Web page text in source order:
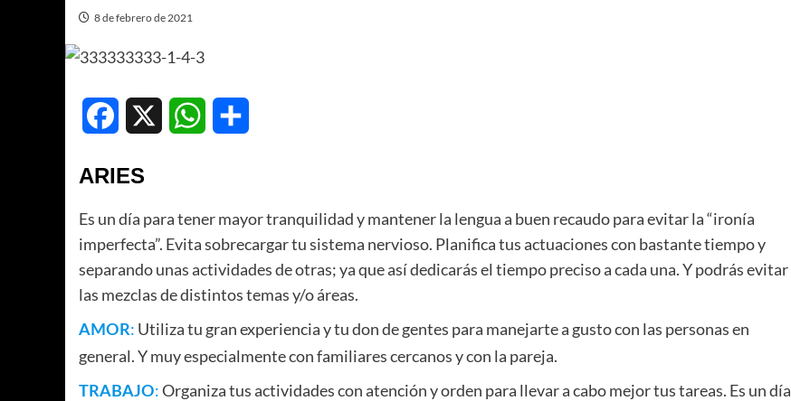
8 de febrero de 2021
Facebook WhatsApp
ARIES
Es un día para tener mayor tranquilidad y mantener la lengua a buen recaudo para evitar la “ironía
imperfecta”. Evita sobrecargar tu sistema nervioso. Planifica tus actuaciones con bastante tiempo y
separando unas actividades de otras; ya que así dedicarás el tiempo preciso a cada una. Y podrás evitar
las mezclas de distintos temas y/o áreas.
AMOR: Utiliza tu gran experiencia y tu don de gentes para manejarte a gusto con las personas en
general. Y muy especialmente con familiares cercanos y con la pareja.
TRABAJO:Organiza tus actividades con atención y orden para llevar a cabo mejor tus tareas. Es un día